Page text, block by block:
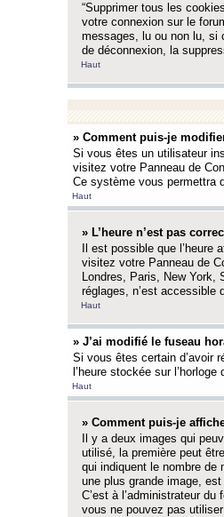
“Supprimer tous les
votre connexion sur le
messages, lu ou non lu, si
de déconnexion, la
Haut
» Comment puis-je
Si vous êtes un utilisateur
visitez votre Panneau de
Ce système vous permettra
Haut
» L’heure n’est pas
Il est possible que
visitez votre Panneau de
Londres, Paris, New York,
réglages, n’est accessible
Haut
» J’ai modifié le fuseau
Si vous êtes certain d’avoir
l’heure stockée sur
Haut
» Comment puis-je
Il y a deux images qui
utilisé, la première peut
qui indiquent le nombre
une plus grande image,
C’est à l’administrateur
vous ne pouvez pas